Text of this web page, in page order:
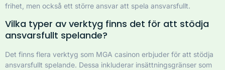
frihet, men också ett större ansvar att spela ansvarsfullt.
Vilka typer av verktyg finns det för att stödja
ansvarsfullt spelande?
Det finns flera verktyg som MGA casinon erbjuder för att stödja
ansvarsfullt spelande. Dessa inkluderar insättningsgränser som